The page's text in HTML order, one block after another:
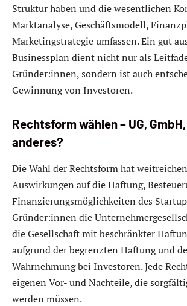
Struktur haben und die wesentlichen
Marktanalyse, Geschäftsmodell,
Marketingstrategie umfassen. Ein gut
Businessplan dient nicht nur als
Gründer:innen, sondern ist auch
Gewinnung von Investoren.
Rechtsform wählen – UG,
anderes?
Die Wahl der Rechtsform hat
Auswirkungen auf die Haftung,
Finanzierungsmöglichkeiten des
Gründer:innen die
die Gesellschaft mit beschränkter
aufgrund der begrenzten Haftung und
Wahrnehmung bei Investoren. Jede
eigenen Vor- und Nachteile, die
werden müssen.